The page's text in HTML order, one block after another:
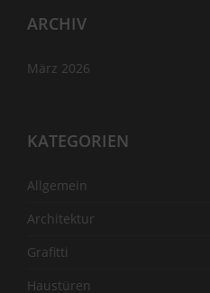
ARCHIV
März 2026
KATEGORIEN
Allgemein
Architektur
Grafitti
Haustüren